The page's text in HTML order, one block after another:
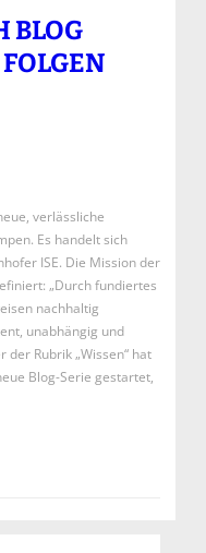
BLOG
verlässliche
Es handelt sich
ISE. Die Mission der
„Durch fundiertes
nachhaltig
unabhängig und
Rubrik „Wissen“ hat
Blog-Serie gestartet,